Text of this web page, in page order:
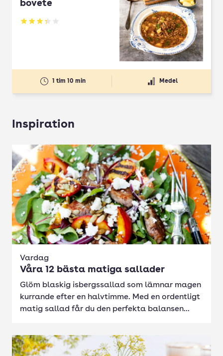
bovete
Betyg: 3.33 av 5
1 tim 10 min Medel
Inspiration
Vardag
Våra 12 bästa matiga sallader
Glöm blaskig isbergssallad som lämnar magen
kurrande efter en halvtimme. Med en ordentligt
matig sallad får du den perfekta balansen...